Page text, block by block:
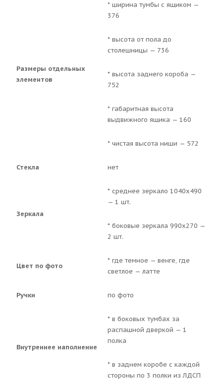
Размеры отдельных
элементов
* ширина тумбы с ящиком —
376
* высота от пола до
столешницы — 736
* высота заднего короба —
752
* габаритная высота
выдвижного ящика — 160
* чистая высота ниши — 572
Стекла нет
Зеркала
* среднее зеркало 1040х490
— 1 шт.
* боковые зеркала 990х270 —
2 шт.
Цвет по фото
* где темное — венге, где
светлое — латте
Ручки по фото
Внутреннее наполнение
* в боковых тумбах за
распашной дверкой — 1
полка
* в заднем коробе с каждой
стороны по 3 полки из ЛДСП